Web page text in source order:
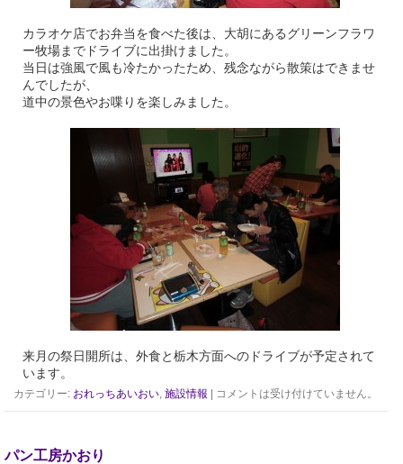
カラオケ店でお弁当を食べた後は、大胡にあるグリーンフラワ
ー牧場までドライブに出掛けました。
当日は強風で風も冷たかったため、残念ながら散策はできませ
んでしたが、
道中の景色やお喋りを楽しみました。
来月の祭日開所は、外食と栃木方面へのドライブが予定されて
います。
カテゴリー: おれっちあいおい,施設情報 コメントは受け付けていません。
パン工房かおり